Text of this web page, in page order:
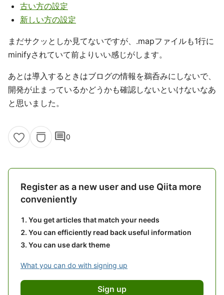
古い方の設定
新しい方の設定
まだサクッとしか見てないですが、.mapファイルも1行に
minifyされていて前よりいい感じがします。
あとは導入するときはブログの情報を鵜呑みにしないで、
開発が止まっているかどうかも確認しないといけないなあ
と思いました。
comment0
Register as a new user and use Qiita more
conveniently
You get articles that match your needs
You can efficiently read back useful information
You can use dark theme
What you can do with signing up
Sign up